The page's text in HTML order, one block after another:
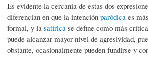
Es evidente la cercanía de estas dos
diferencian en que la intención paródica es
formal, y la satírica se define como más
puede alcanzar mayor nivel de agresividad,
obstante, ocasionalmente pueden fundirse y